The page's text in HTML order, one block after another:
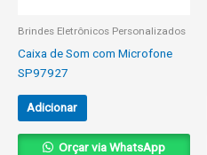
Brindes Eletrônicos Personalizados
Caixa de Som com Microfone
SP97927
Adicionar
Orçar via WhatsApp